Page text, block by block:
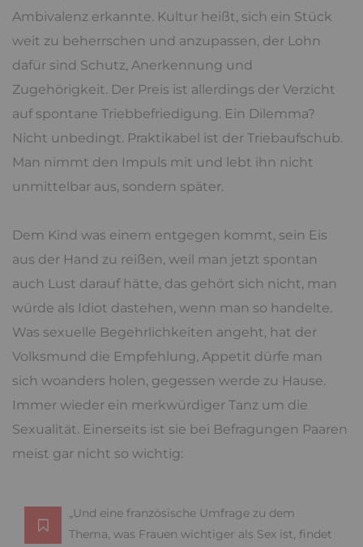
Ambivalenz erkannte. Kultur heißt, sich ein Stück
weit zu beherrschen und anzupassen, der Lohn
dafür sind Schutz, Anerkennung und
Zugehörigkeit. Der Preis ist allerdings der Verzicht
auf spontane Triebbefriedigung. Ein Dilemma?
Nicht unbedingt. Praktikabel ist der Triebaufschub.
Man nimmt den Impuls mit und lebt ihn nicht
unmittelbar aus, sondern später.
Dem Kind was einem entgegen kommt, sein Eis
aus der Hand zu reißen, weil man jetzt spontan
auch Lust darauf hätte, das gehört sich nicht, man
würde als Idiot dastehen, wenn man so handelte.
Was sexuelle Begehrlichkeiten angeht, hat der
Volksmund die Empfehlung, Appetit dürfe man
sich woanders holen, gegessen werde zu Hause.
Immer wieder ein merkwürdiger Tanz um die
Sexualität. Einerseits ist sie bei Befragungen Paaren
meist gar nicht so wichtig:
„Und eine französische Umfrage zu dem
Thema, was Frauen wichtiger als Sex ist, findet